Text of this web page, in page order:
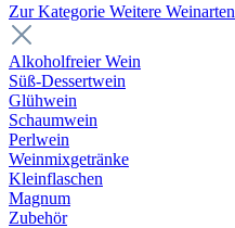
Zur Kategorie Weitere Weinarten
Alkoholfreier Wein
Süß-Dessertwein
Glühwein
Schaumwein
Perlwein
Weinmixgetränke
Kleinflaschen
Magnum
Zubehör